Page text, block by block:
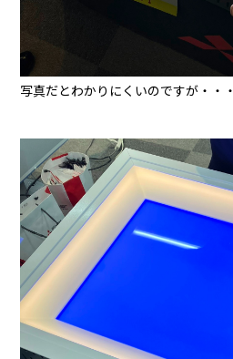
写真だとわかりにくいのですが・・・